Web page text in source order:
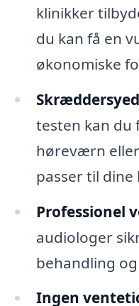
klinikker
du kan få en
økonomiske
testen kan du
høreværn
passer til dine
Professionel
audiologer
behandling
Ingen